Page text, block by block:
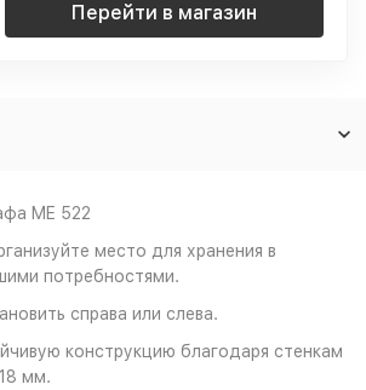
Перейти в магазин
ME 522
место для хранения в
потребностями.
справа или слева.
конструкцию благодаря стенкам
мм.